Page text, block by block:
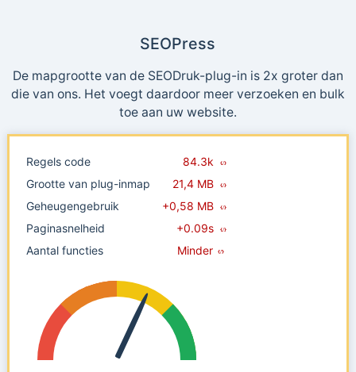
SEOPress
De mapgrootte van de SEODruk-plug-in is 2x groter dan
die van ons. Het voegt daardoor meer verzoeken en bulk
toe aan uw website.
Regels code
84.3k
Grootte van plug-inmap
21,4 MB
Geheugengebruik
+0,58 MB
Paginasnelheid
+0.09s
Aantal functies
Minder